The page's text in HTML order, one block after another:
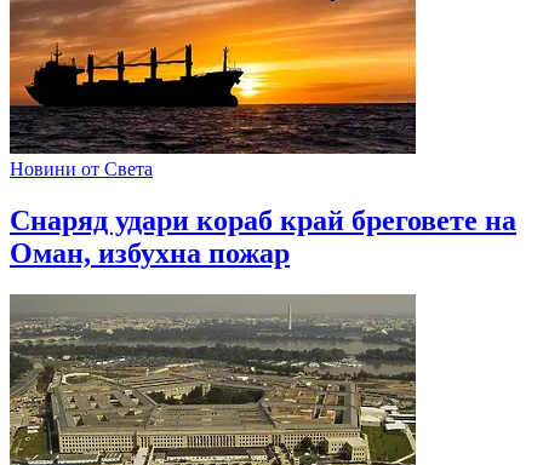
Новини от Света
Снаряд удари кораб край бреговете на
Оман, избухна пожар